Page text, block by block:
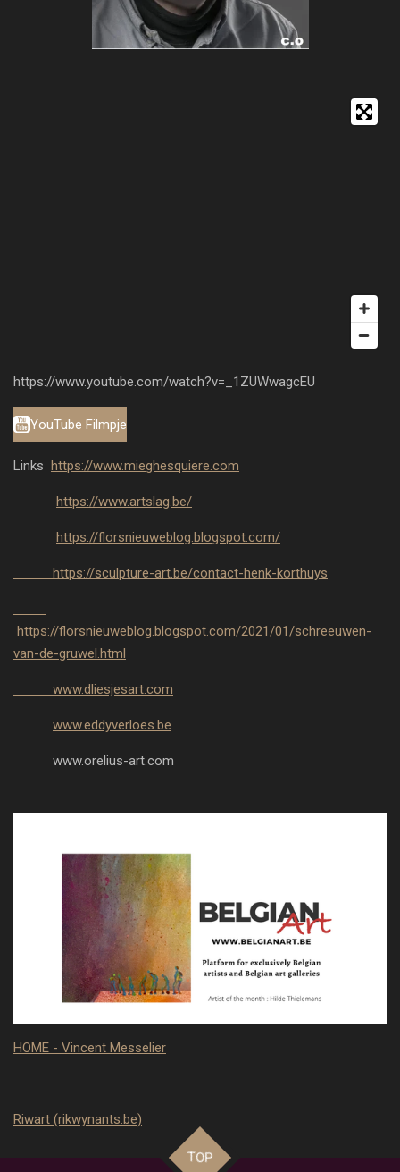
https://www.youtube.com/watch?v=_1ZUWwagcEU
YouTube Filmpje
Links https://www.mieghesquiere.com
https://www.artslag.be/
https://florsnieuweblog.blogspot.com/
https://sculpture-art.be/contact-henk-korthuys
https://florsnieuweblog.blogspot.com/2021/01/schreeuwen-
van-de-gruwel.html
www.dliesjesart.com
www.eddyverloes.be
www.orelius-art.com
HOME - Vincent Messelier
Riwart (rikwynants.be)
TOP